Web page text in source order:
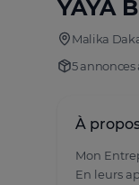
YAYA
Malika
5 annonces
À
Mon
En leurs